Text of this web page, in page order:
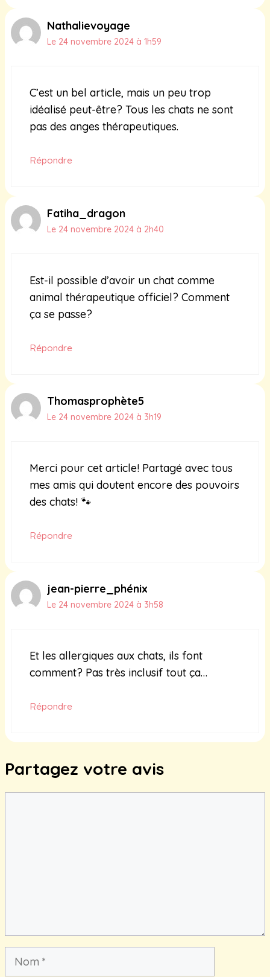
Nathalievoyage
Le 24 novembre 2024 à 1h59
C’est un bel article, mais un peu trop
idéalisé peut-être? Tous les chats ne sont
pas des anges thérapeutiques.
Répondre
Fatiha_dragon
Le 24 novembre 2024 à 2h40
Est-il possible d’avoir un chat comme
animal thérapeutique officiel? Comment
ça se passe?
Répondre
Thomasprophète5
Le 24 novembre 2024 à 3h19
Merci pour cet article! Partagé avec tous
mes amis qui doutent encore des pouvoirs
des chats! 🐾
Répondre
jean-pierre_phénix
Le 24 novembre 2024 à 3h58
Et les allergiques aux chats, ils font
comment? Pas très inclusif tout ça…
Répondre
Partagez votre avis
Nom